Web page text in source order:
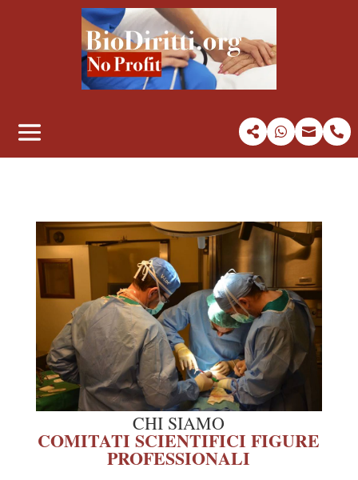
   
CHI SIAMO
COMITATI SCIENTIFICI FIGURE
PROFESSIONALI